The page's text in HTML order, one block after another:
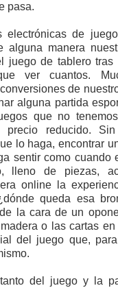
pasa.
electrónicas de
alguna manera
juego de tablero tras
ver cuantos.
de
alguna partida
que no
precio reducido.
lo haga, encontrar
sentir como cuando
lleno de piezas,
online la
queda esa
la cara de un
o las cartas
del juego que,
del juego y la